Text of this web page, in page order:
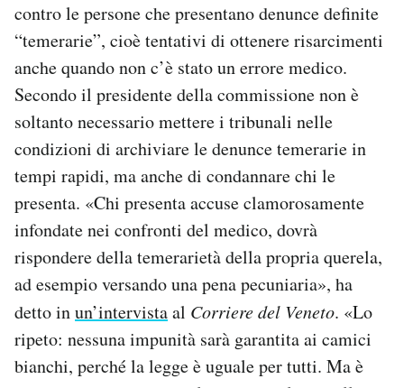
contro le persone che presentano denunce definite
“temerarie”, cioè tentativi di ottenere risarcimenti
anche quando non c’è stato un errore medico.
Secondo il presidente della commissione non è
soltanto necessario mettere i tribunali nelle
condizioni di archiviare le denunce temerarie in
tempi rapidi, ma anche di condannare chi le
presenta. «Chi presenta accuse clamorosamente
infondate nei confronti del medico, dovrà
rispondere della temerarietà della propria querela,
ad esempio versando una pena pecuniaria», ha
detto inun’intervistaal Corriere del Veneto. «Lo
ripeto: nessuna impunità sarà garantita ai camici
bianchi, perché la legge è uguale per tutti. Ma è